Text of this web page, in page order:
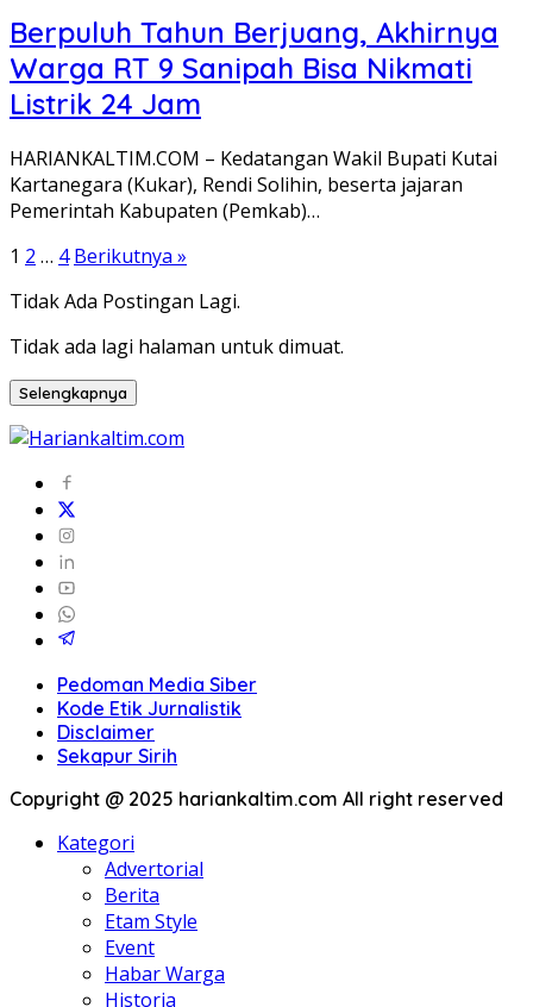
Berpuluh Tahun Berjuang, Akhirnya
Warga RT 9 Sanipah Bisa Nikmati
Listrik 24 Jam
HARIANKALTIM.COM – Kedatangan Wakil Bupati Kutai
Kartanegara (Kukar), Rendi Solihin, beserta jajaran
Pemerintah Kabupaten (Pemkab)…
Paginasi
pos
1 2 … 4 Berikutnya »
Tidak Ada Postingan Lagi.
Tidak ada lagi halaman untuk dimuat.
Selengkapnya
Pedoman Media Siber
Kode Etik Jurnalistik
Disclaimer
Sekapur Sirih
Copyright @ 2025 hariankaltim.com All right reserved
Kategori
Advertorial
Berita
Etam Style
Event
Habar Warga
Historia